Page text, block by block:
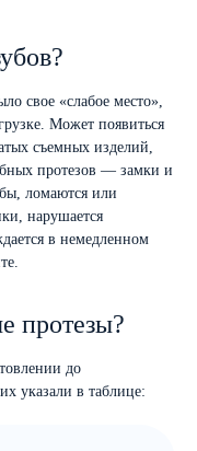
свое «слабое место»,
Может появиться
съемных изделий,
протезов — замки и
ломаются или
нарушается
в немедленном
протезы?
до
указали в таблице: